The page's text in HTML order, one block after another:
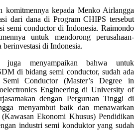
komitmennya kepada Menko Airlangga
dari dana di Program CHIPS tersebut
semi conductor di Indonesia. Raimondo
untuk mendorong perusahaan-
berinvestasi di Indonesia.
menyampaikan bahwa untuk
di bidang semi conductor, sudah ada
Conductor (Master’s Degree in
Engineering di University of
dengan Perguruan Tinggi di
menyambut baik dan menawarkan
Ekonomi Khusus) Pendidikan
industri semi konduktor yang sudah